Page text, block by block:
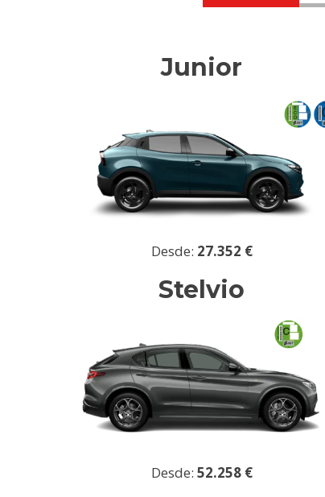
Junior
Desde: 27.352 €
Stelvio
Desde: 52.258 €